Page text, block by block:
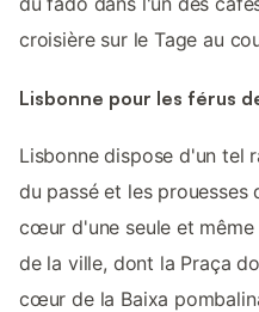
croisière sur le Tage au
Lisbonne pour les férus
Lisbonne dispose d'un tel
du passé et les prouesses
cœur d'une seule et même
de la ville, dont la Praça
cœur de la Baixa